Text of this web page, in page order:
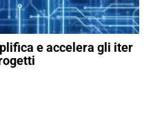
e accelera gli iter